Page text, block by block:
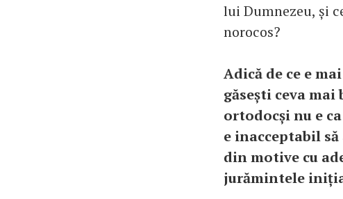
lui Dumnezeu, și
norocos?
Adică de ce e
găsești ceva
ortodocși nu e
e inacceptabil
din motive cu
jurămintele